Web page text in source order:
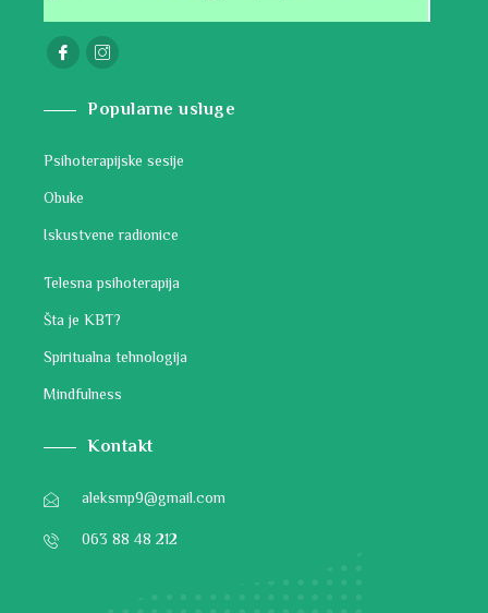
Popularne usluge
Psihoterapijske sesije
Obuke
Iskustvene radionice
Telesna psihoterapija
Šta je KBT?
Spiritualna tehnologija
Mindfulness
Kontakt
aleksmp9@gmail.com
063 88 48 212